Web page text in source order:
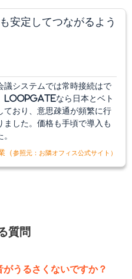
安定してつながるよう
議システムでは常時接続はで
LoopGateなら日本とベト
ており、意思疎通が頻繁に行
ました。価格も手頃で導入も
（参照元：お隣オフィス公式サイト）
質問
うるさくないですか？